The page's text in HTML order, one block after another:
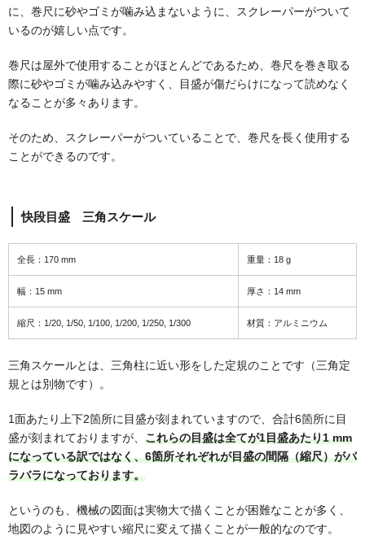
に、巻尺に砂やゴミが噛み込まないように、スクレーパーがついて
いるのが嬉しい点です。
巻尺は屋外で使用することがほとんどであるため、巻尺を巻き取る
際に砂やゴミが噛み込みやすく、目盛が傷だらけになって読めなく
なることが多々あります。
そのため、スクレーパーがついていることで、巻尺を長く使用する
ことができるのです。
快段目盛 三角スケール
全長：170 mm 重量：18 g
幅：15 mm 厚さ：14 mm
縮尺：1/20, 1/50, 1/100, 1/200, 1/250, 1/300 材質：アルミニウム
三角スケールとは、三角柱に近い形をした定規のことです（三角定
規とは別物です）。
1面あたり上下2箇所に目盛が刻まれていますので、合計6箇所に目
盛が刻まれておりますが、 これらの目盛は全てが1目盛あたり1 mm
になっている訳ではなく、6箇所それぞれが目盛の間隔（縮尺）がバ
ラバラになっております。
というのも、機械の図面は実物大で描くことが困難なことが多く、
地図のように見やすい縮尺に変えて描くことが一般的なのです。